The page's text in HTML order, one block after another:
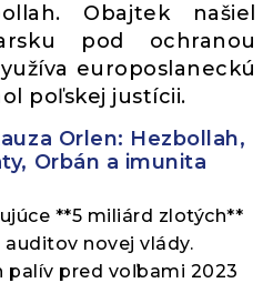
Obajtek našiel
pod ochranou
europoslaneckú
poľskej justícii.
Orlen: Hezbollah,
Orbán a imunita
**5 miliárd zlotých**
auditov novej vlády.
palív pred voľbami 2023